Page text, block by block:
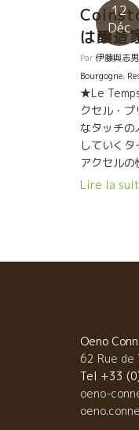
12
Déc
は醸造
Par伊藤與志男
Bourgogne,
★Le
クセル・
なタッチ
していくタ
アクセルの
果実味もゆ
な地方で孤
いる醸造
レシップ醸
上にあるニ
きながらエ
アラン・ア
Lire la
Oeno
62 Rue de
Tel +33
oeno-